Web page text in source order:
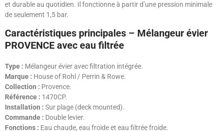
et durable au quotidien. Il fonctionne à partir d’une pression minimale
de seulement 1,5 bar.
Caractéristiques principales – Mélangeur évier
PROVENCE avec eau filtrée
Type : Mélangeur évier avec filtration intégrée.
Marque : House of Rohl / Perrin & Rowe.
Collection : Provence.
Référence : 1470CP.
Installation : Sur plage (deck mounted).
Commande : Double levier.
Fonctions : Eau chaude, eau froide et eau filtrée froide.